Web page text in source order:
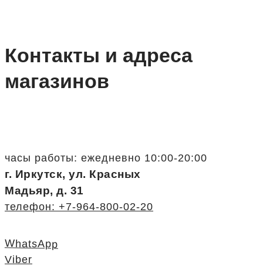
Контакты и адреса
магазинов
часы работы: ежедневно 10:00-20:00
г. Иркутск, ул. Красных
Мадьяр, д. 31
телефон: +7-964-800-02-20
WhatsApp
Viber